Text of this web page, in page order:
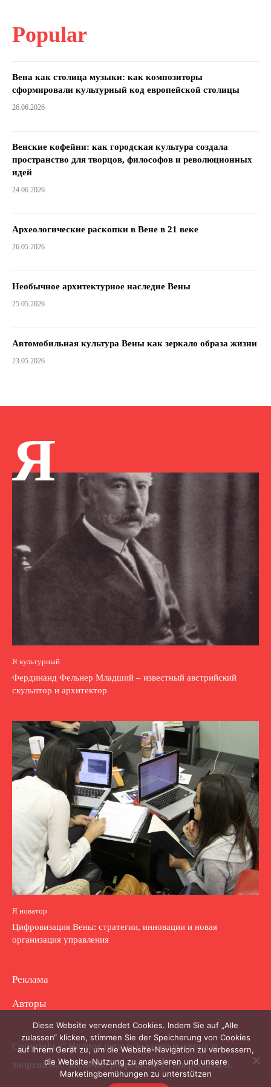
Popular
Вена как столица музыки: как композиторы
сформировали культурный код европейской столицы
26.06.2026
Венские кофейни: как городская культура создала
пространство для творцов, философов и революционных
идей
24.06.2026
Археологические раскопки в Вене в 21 веке
26.05.2026
Необычное архитектурное наследие Вены
25.05.2026
Автомобильная культура Вены как зеркало образа жизни
23.05.2026
Я
Я культурный
Фердинанд Фельнер Младший – известный австрийский
скульптор и архитектор
Я новатор
Цифровизация Вены: стратегии, инновации и новая
организация управления
Реклама
Авторы
Copyright © Полное использование материала
запрещено. Частично разрешено с гиперссылкой.
Diese Website verwendet Cookies. Indem Sie auf „Alle
zulassen“ klicken, stimmen Sie der Speicherung von Cookies
auf Ihrem Gerät zu, um die Website-Navigation zu verbessern,
die Website-Nutzung zu analysieren und unsere
Marketingbemühungen zu unterstützen